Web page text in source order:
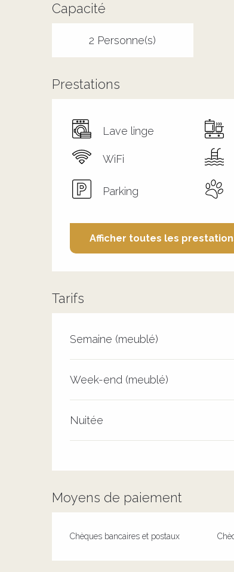
Capacité
2 Personne(s)
Prestations
Lave linge
WiFi
Parking
Afficher toutes les
Tarifs
Tarifs 2026
Semaine (meublé)
Week-end (meublé)
Nuitée
Moyens de paiement
Chèques bancaires et postaux